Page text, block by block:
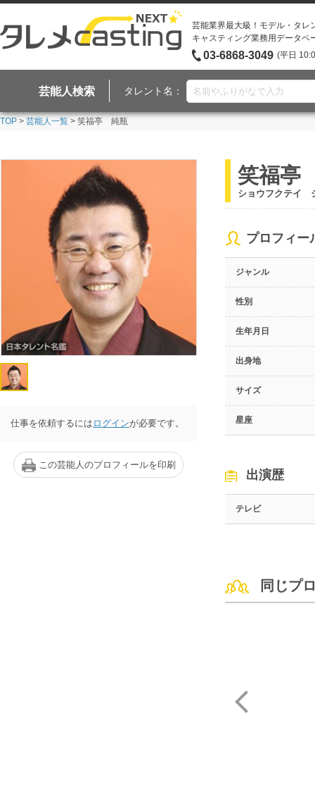
芸能業界最大級！モデル・タレ
キャスティング業務用データベ
03-6868-3049 (平日
芸能人検索 タレント名：
TOP > 芸能人一覧 > 笑福亭 純瓶
仕事を依頼するには ログインが必要です。
この芸能人のプロフィールを印刷
笑福亭
ショウフクテイ
プロフィー
ジャンル
性別
生年月日
出身地
サイズ
星座
出演歴
テレビ
同じプ